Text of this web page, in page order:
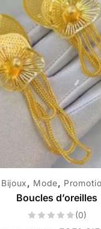
Bijoux, Mode,
Boucles d’oreilles
(0)